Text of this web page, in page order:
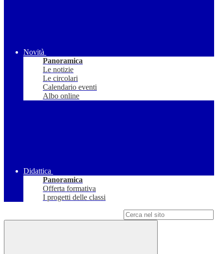
Novità
Panoramica
Le notizie
Le circolari
Calendario eventi
Albo online
Didattica
Panoramica
Offerta formativa
I progetti delle classi